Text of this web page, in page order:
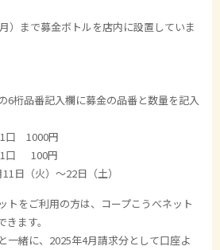
）まで募金ボトルを店内に設置していま
6桁品番記入欄に募金の品番と数量を記入
口 1000円
円
日（火）～22日（土）
をご利用の方は、コープこうべネット
きます。
緒に、2025年4月請求分として口座よ